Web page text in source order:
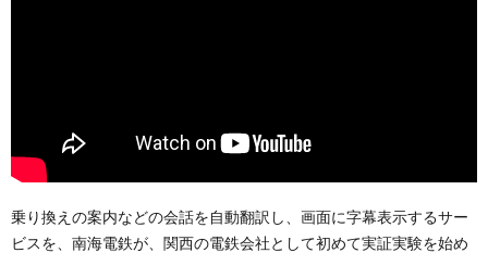
乗り換えの案内などの会話を自動翻訳し、画面に字幕表示するサー
ビスを、南海電鉄が、関西の電鉄会社として初めて実証実験を始め